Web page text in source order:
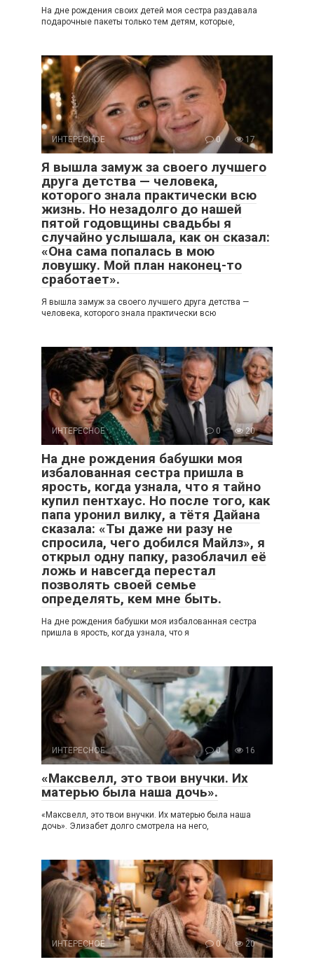
На дне рождения своих детей моя сестра раздавала
подарочные пакеты только тем детям, которые,
ИНТЕРЕСНОЕ 0 17
Я вышла замуж за своего лучшего
друга детства — человека,
которого знала практически всю
жизнь. Но незадолго до нашей
пятой годовщины свадьбы я
случайно услышала, как он сказал:
«Она сама попалась в мою
ловушку. Мой план наконец-то
сработает».
Я вышла замуж за своего лучшего друга детства —
человека, которого знала практически всю
ИНТЕРЕСНОЕ 0 20
На дне рождения бабушки моя
избалованная сестра пришла в
ярость, когда узнала, что я тайно
купил пентхаус. Но после того, как
папа уронил вилку, а тётя Дайана
сказала: «Ты даже ни разу не
спросила, чего добился Майлз», я
открыл одну папку, разоблачил её
ложь и навсегда перестал
позволять своей семье
определять, кем мне быть.
На дне рождения бабушки моя избалованная сестра
пришла в ярость, когда узнала, что я
ИНТЕРЕСНОЕ 0 16
«Максвелл, это твои внучки. Их
матерью была наша дочь».
«Максвелл, это твои внучки. Их матерью была наша
дочь». Элизабет долго смотрела на него,
ИНТЕРЕСНОЕ 0 20